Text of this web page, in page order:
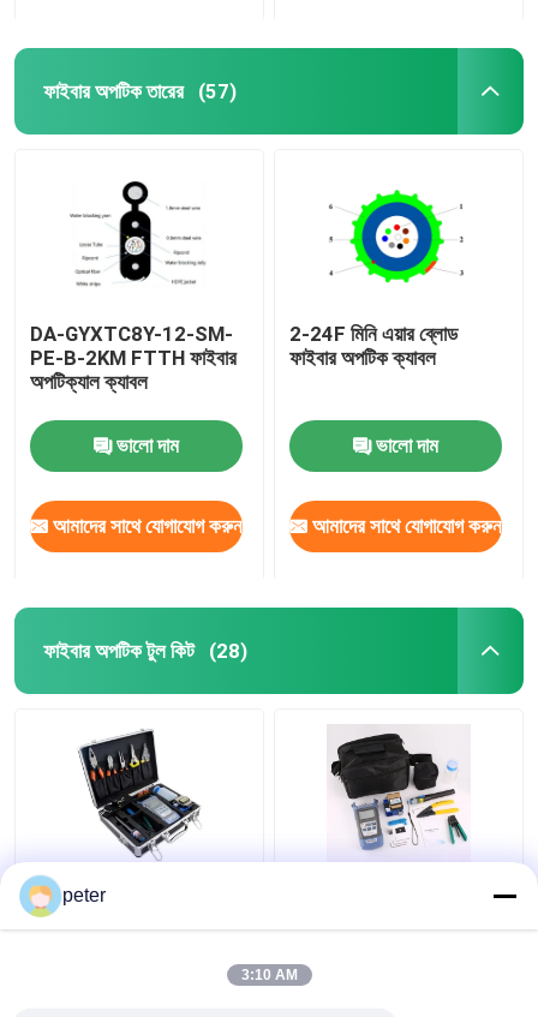
ফাইবার অপটিক তারের (57)
DA-GYXTC8Y-12-SM-
PE-B-2KM FTTH ফাইবার
অপটিক্যাল ক্যাবল
ভালো দাম
আমাদের সাথে যোগাযোগ করুন
2-24F মিনি এয়ার ব্লোড
ফাইবার অপটিক ক্যাবল
ভালো দাম
আমাদের সাথে যোগাযোগ করুন
ফাইবার অপটিক টুল কিট (28)
পোর্টেবল FTTH অ্যালুমিনিয়াম
ফাইবার অপটিক টুলস বক্স একাধিক
টুল কিট FTTH ফাইবার অপটিক
peter
3:10 AM